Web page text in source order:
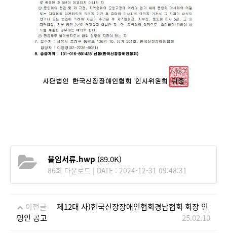
붙임서류.hwp (89.0K)
86회 다운로드 | DATE : 2024-12-31 09:48:31
이전글
제12대 사)한국신장장애인협회경남협회 회장 인
명인 공고
25.02.10